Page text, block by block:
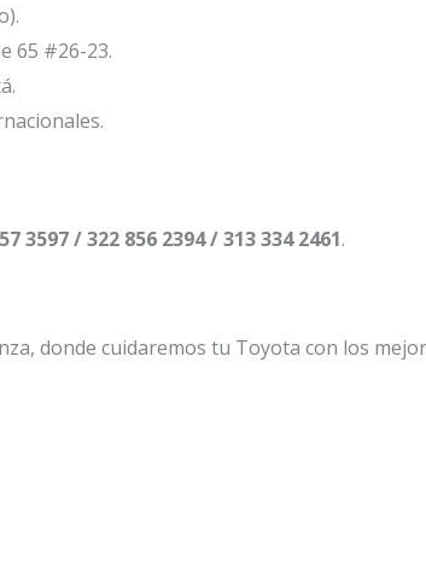
65 #26-23.
3597 / 322 856 2394 / 313 334 2461.
donde cuidaremos tu Toyota con los